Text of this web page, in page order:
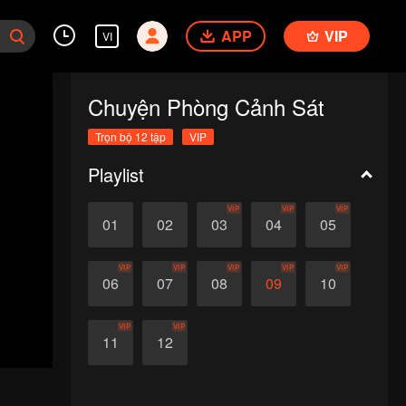
VI APP VIP
Chuyện Phòng Cảnh Sát
Trọn bộ 12 tập VIP
Playlist
01 02 03
VIP
04
VIP
05
VIP
06
VIP
07
VIP
08
VIP
09
VIP
10
VIP
11
VIP
12
VIP